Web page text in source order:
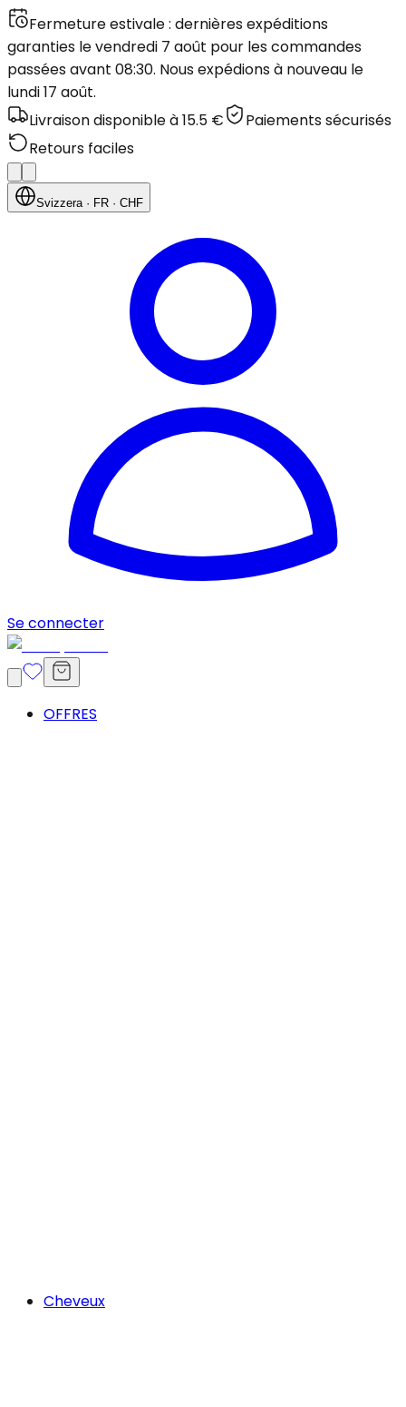
Fermeture estivale : dernières expéditions
garanties le vendredi 7 août pour les commandes
passées avant 08:30. Nous expédions à nouveau le
lundi 17 août.
Livraison disponible à 15.5 €
Paiements sécurisés
Retours faciles
Svizzera· FR · CHF
Se connecter
OFFRES
Cheveux